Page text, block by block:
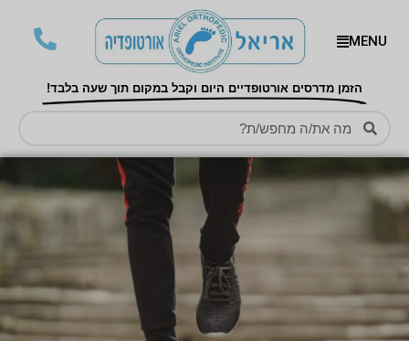
MENU
הזמן מדרסים אורטופדיים היום וקבל במקום תוך שעה בלבד!